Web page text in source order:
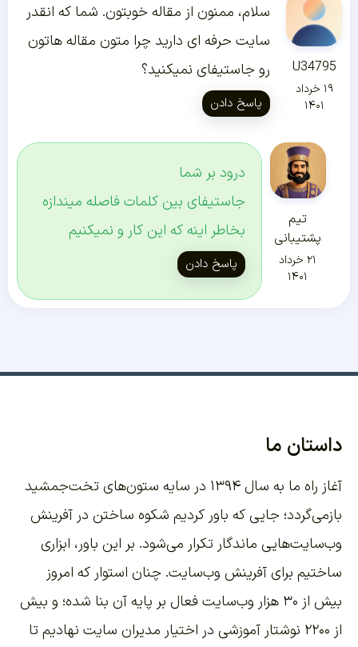
U34795
۱۹ خرداد
۱۴۰۱
سلام، ممنون از مقاله خوبتون. شما که انقدر
سایت حرفه ای دارید چرا متون مقاله هاتون
رو جاستیفای نمیکنید؟
پاسخ دادن
تیم
پشتیبانی
۲۱ خرداد
۱۴۰۱
درود بر شما
جاستیفای بین کلمات فاصله میندازه
بخاطر اینه که این کار و نمیکنیم
پاسخ دادن
داستان ما
آغاز راه ما به سال ۱۳۹۴ در سایه ستون‌های تخت‌جمشید
بازمی‌گردد؛ جایی که باور کردیم شکوه ساختن در آفرینش
وب‌سایت‌هایی ماندگار تکرار می‌شود. بر این باور، ابزاری
ساختیم برای آفرینش وب‌سایت. چنان استوار که امروز
بیش از ۳۰ هزار وب‌سایت فعال بر پایه آن بنا شده؛ و بیش
از ۲۲۰۰
نوشتار آموزشی در اختیار مدیران سایت نهادیم تا